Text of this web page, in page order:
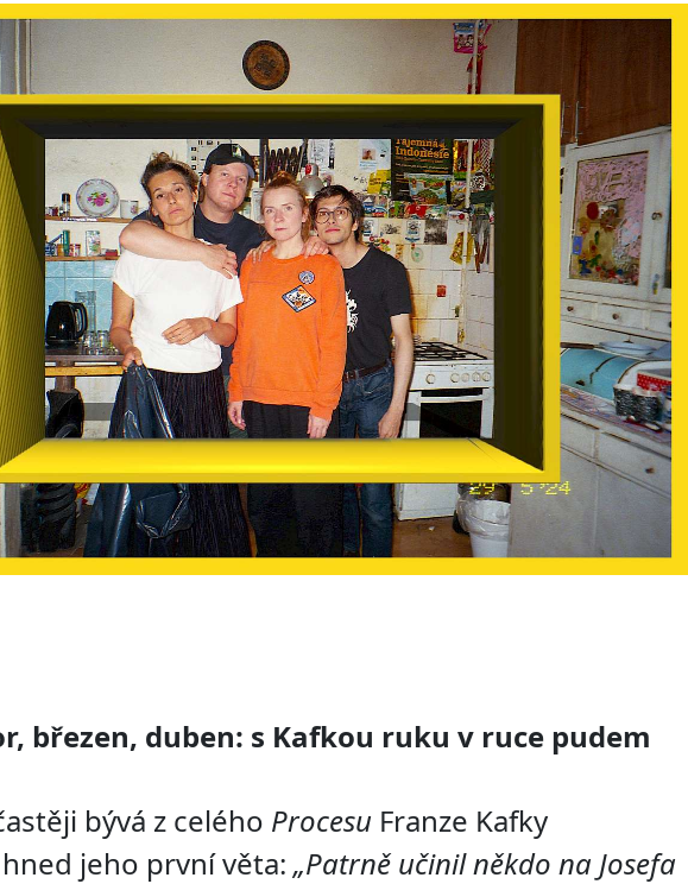
březen, duben: s Kafkou ruku v ruce pudem
bývá z celého Procesu Franze Kafky
jeho první věta: „Patrně učinil někdo na Josefa